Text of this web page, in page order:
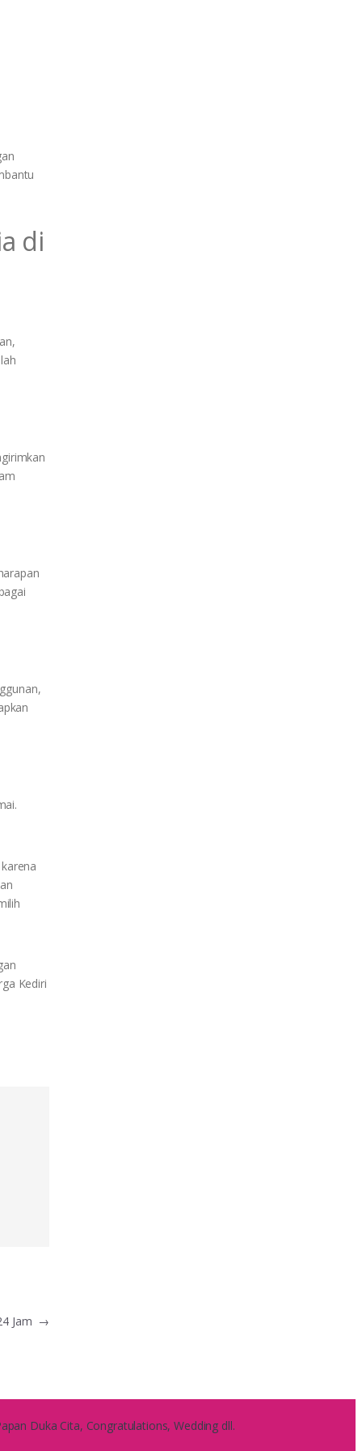
di
Kediri
Jam →
Duka Cita, Congratulations, Wedding dll.